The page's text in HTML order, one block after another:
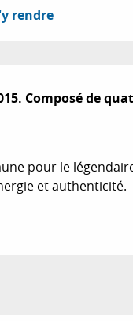
rendre
Composé de
pour le
et authenticité.